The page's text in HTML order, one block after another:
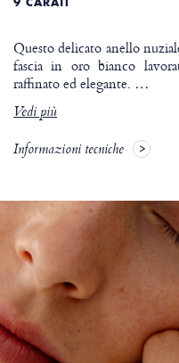
Questo delicato anello
fascia in oro bianco
raffinato ed elegante. …
Vedi più
Informazioni tecniche